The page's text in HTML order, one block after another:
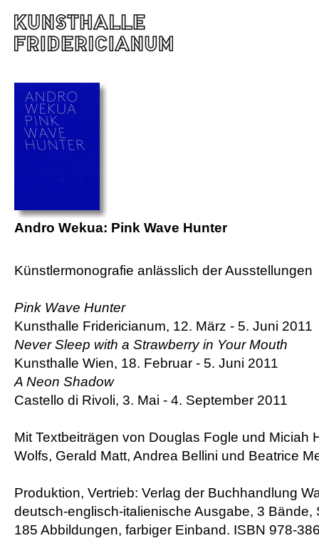
Andro Wekua: Pink Wave Hunter
Künstlermonografie anlässlich der Ausstellungen
Pink Wave Hunter
Kunsthalle Fridericianum, 12. März - 5. Juni 2011
Never Sleep with a Strawberry in Your Mouth
Kunsthalle Wien, 18. Februar - 5. Juni 2011
A Neon Shadow
Castello di Rivoli, 3. Mai - 4. September 2011
Mit Textbeiträgen von Douglas Fogle und Miciah
Wolfs, Gerald Matt, Andrea Bellini und Beatrice
Produktion, Vertrieb: Verlag der Buchhandlung
deutsch-englisch-italienische Ausgabe, 3 Bände,
185 Abbildungen, farbiger Einband. ISBN 978-